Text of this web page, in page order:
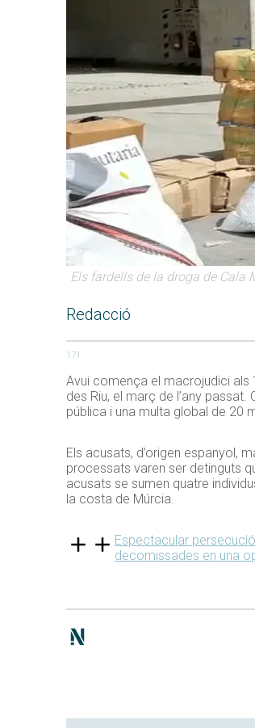
Els fardells de la droga de Cala
Redacció
171
Avui comença el macrojudici als
des Riu, el març de l’any
pública i una multa global de 20
Els acusats, d’origen espanyol,
processats varen ser detinguts
acusats se sumen quatre
la costa de Múrcia.
Espectacular
decomissades en una